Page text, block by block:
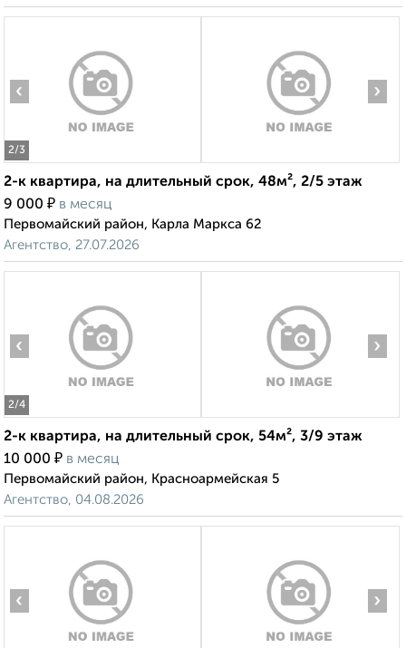
2/3
‹ ›
2-к квартира, на длительный срок, 48м², 2/5 этаж
9 000 ₽ в месяц
Первомайский район, Карла Маркса 62
Агентство, 27.07.2026
2/4
‹ ›
2-к квартира, на длительный срок, 54м², 3/9 этаж
10 000 ₽ в месяц
Первомайский район, Красноармейская 5
Агентство, 04.08.2026
‹ ›